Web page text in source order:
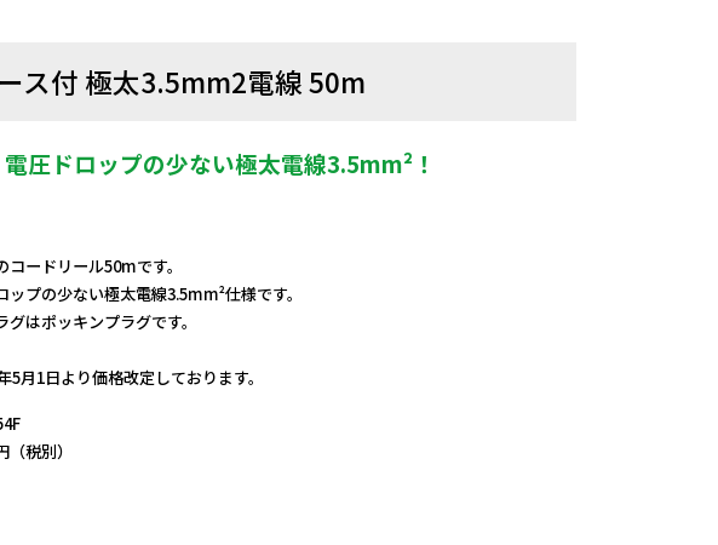
ス付 極太3.5mm2電線 50m
圧ドロップの少ない極太電線3.5mm²！
コードリール50mです。
ップの少ない極太電線3.5mm²仕様です。
グはポッキンプラグです。
5月1日より価格改定しております。
（税別）